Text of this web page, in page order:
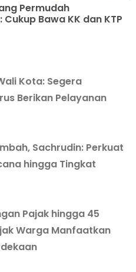
Permudah
Bawa KK dan KTP
Kota: Segera
Berikan Pelayanan
Sachrudin: Perkuat
hingga Tingkat
Pajak hingga 45
Warga Manfaatkan